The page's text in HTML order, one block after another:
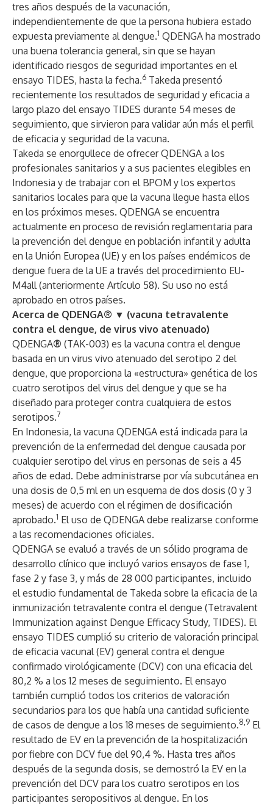
tres años después de la vacunación,
independientemente de que la persona hubiera estado
expuesta previamente al dengue.1 QDENGA ha mostrado
una buena tolerancia general, sin que se hayan
identificado riesgos de seguridad importantes en el
ensayo TIDES, hasta la fecha.6 Takeda presentó
recientemente los resultados de seguridad y eficacia a
largo plazo del ensayo TIDES durante 54 meses de
seguimiento, que sirvieron para validar aún más el perfil
de eficacia y seguridad de la vacuna.
Takeda se enorgullece de ofrecer QDENGA a los
profesionales sanitarios y a sus pacientes elegibles en
Indonesia y de trabajar con el BPOM y los expertos
sanitarios locales para que la vacuna llegue hasta ellos
en los próximos meses. QDENGA se encuentra
actualmente en proceso de revisión reglamentaria para
la prevención del dengue en población infantil y adulta
en la Unión Europea (UE) y en los países endémicos de
dengue fuera de la UE a través del procedimiento EU-
M4all (anteriormente Artículo 58). Su uso no está
aprobado en otros países.
Acerca de QDENGA® ▼ (vacuna tetravalente
contra el dengue, de virus vivo atenuado)
QDENGA® (TAK-003) es la vacuna contra el dengue
basada en un virus vivo atenuado del serotipo 2 del
dengue, que proporciona la «estructura» genética de los
cuatro serotipos del virus del dengue y que se ha
diseñado para proteger contra cualquiera de estos
serotipos.7
En Indonesia, la vacuna QDENGA está indicada para la
prevención de la enfermedad del dengue causada por
cualquier serotipo del virus en personas de seis a 45
años de edad. Debe administrarse por vía subcutánea en
una dosis de 0,5 ml en un esquema de dos dosis (0 y 3
meses) de acuerdo con el régimen de dosificación
aprobado.1 El uso de QDENGA debe realizarse conforme
a las recomendaciones oficiales.
QDENGA se evaluó a través de un sólido programa de
desarrollo clínico que incluyó varios ensayos de fase 1,
fase 2 y fase 3, y más de 28 000 participantes, incluido
el estudio fundamental de Takeda sobre la eficacia de la
inmunización tetravalente contra el dengue (Tetravalent
Immunization against Dengue Efficacy Study, TIDES). El
ensayo TIDES cumplió su criterio de valoración principal
de eficacia vacunal (EV) general contra el dengue
confirmado virológicamente (DCV) con una eficacia del
80,2 % a los 12 meses de seguimiento. El ensayo
también cumplió todos los criterios de valoración
secundarios para los que había una cantidad suficiente
de casos de dengue a los 18 meses de seguimiento.8,9 El
resultado de EV en la prevención de la hospitalización
por fiebre con DCV fue del 90,4 %. Hasta tres años
después de la segunda dosis, se demostró la EV en la
prevención del DCV para los cuatro serotipos en los
participantes seropositivos al dengue. En los